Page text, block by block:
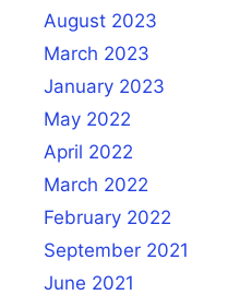
August 2023
March 2023
January 2023
May 2022
April 2022
March 2022
February 2022
September 2021
June 2021